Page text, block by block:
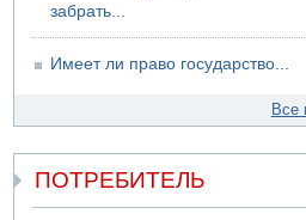
забрать...
Имеет ли право государство...
Все
ПОТРЕБИТЕЛЬ